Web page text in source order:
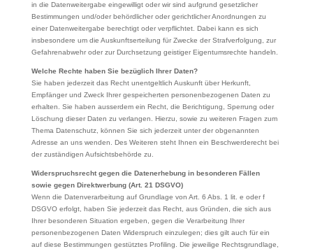
in die Datenweitergabe eingewilligt oder wir sind aufgrund gesetzlicher
Bestimmungen und/oder behördlicher oder gerichtlicher Anordnungen zu
einer Datenweitergabe berechtigt oder verpflichtet. Dabei kann es sich
insbesondere um die Auskunftserteilung für Zwecke der Strafverfolgung, zur
Gefahrenabwehr oder zur Durchsetzung geistiger Eigentumsrechte handeln.
Welche Rechte haben Sie bezüglich Ihrer Daten?
Sie haben jederzeit das Recht unentgeltlich Auskunft über Herkunft,
Empfänger und Zweck Ihrer gespeicherten personenbezogenen Daten zu
erhalten. Sie haben ausserdem ein Recht, die Berichtigung, Sperrung oder
Löschung dieser Daten zu verlangen. Hierzu, sowie zu weiteren Fragen zum
Thema Datenschutz, können Sie sich jederzeit unter der obgenannten
Adresse an uns wenden. Des Weiteren steht Ihnen ein Beschwerderecht bei
der zuständigen Aufsichtsbehörde zu.
Widerspruchsrecht gegen die Datenerhebung in besonderen Fällen
sowie gegen Direktwerbung (Art. 21 DSGVO)
Wenn die Datenverarbeitung auf Grundlage von Art. 6 Abs. 1 lit. e oder f
DSGVO erfolgt, haben Sie jederzeit das Recht, aus Gründen, die sich aus
Ihrer besonderen Situation ergeben, gegen die Verarbeitung Ihrer
personenbezogenen Daten Widerspruch einzulegen; dies gilt auch für ein
auf diese Bestimmungen gestütztes Profiling. Die jeweilige Rechtsgrundlage,